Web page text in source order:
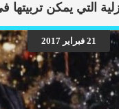
الكلاب التناسلية المعدية ، وهي
فان احتمالية اصابتها بهذه الحالة
عند الكلاب اعراض اورام المهبل
اللعق المفرط للمنطقة
أو محسوسة) اجهاد للتبول إفرازات
21 فبراير 2017